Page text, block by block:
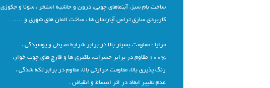
ساخت بام سبز، آبنماهای چوبی، درون و حاشیه استخر ، سونا و جکوزی
کاربردی سازی تراس آپارتمان ها ، ساخت المان های شهری و ..... .
مزایا : مقاومت بسیار بالا در برابر شرایط محیطی و پوسیدگی ،
100% مقاوم در برابر حشرات، باکتری ها و قارچ های چوب خوار،
رنگ پذیری بالا، مقاومت حرارتی بالا، مقاوم در برابر تکه شدگی ،
عدم تغییر ابعاد در اثر انبساط و انقباض .